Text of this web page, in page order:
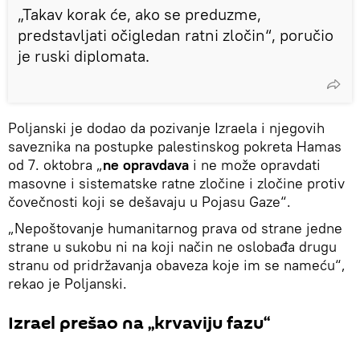
„Takav korak će, ako se preduzme,
predstavljati očigledan ratni zločin“, poručio
je ruski diplomata.
Poljanski je dodao da pozivanje Izraela i njegovih
saveznika na postupke palestinskog pokreta Hamas
od 7. oktobra „ne opravdava i ne može opravdati
masovne i sistematske ratne zločine i zločine protiv
čovečnosti koji se dešavaju u Pojasu Gaze“.
„Nepoštovanje humanitarnog prava od strane jedne
strane u sukobu ni na koji način ne oslobađa drugu
stranu od pridržavanja obaveza koje im se nameću“,
rekao je Poljanski.
Izrael prešao na „krvaviju fazu“